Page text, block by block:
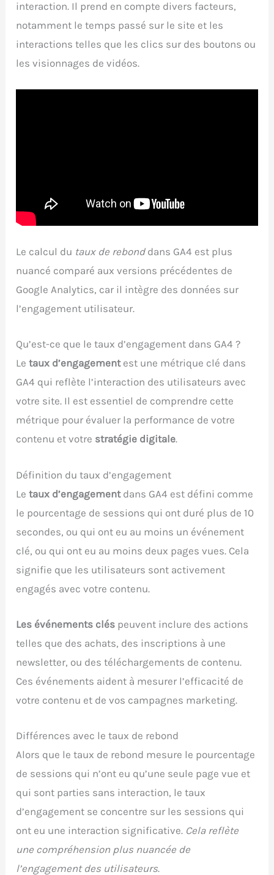
interaction. Il prend en compte divers facteurs,
notamment le temps passé sur le site et les
interactions telles que les clics sur des boutons ou
les visionnages de vidéos.
Le calcul du taux de rebonddans GA4 est plus
nuancé comparé aux versions précédentes de
Google Analytics, car il intègre des données sur
l’engagement utilisateur.
Qu’est-ce que le taux d’engagement dans GA4 ?
Letaux d’engagementest une métrique clé dans
GA4 qui reflète l’interaction des utilisateurs avec
votre site. Il est essentiel de comprendre cette
métrique pour évaluer la performance de votre
contenu et votre stratégie digitale.
Définition du taux d’engagement
Letaux d’engagementdans GA4 est défini comme
le pourcentage de sessions qui ont duré plus de 10
secondes, ou qui ont eu au moins un événement
clé, ou qui ont eu au moins deux pages vues. Cela
signifie que les utilisateurs sont activement
engagés avec votre contenu.
Les événements clés peuvent inclure des actions
telles que des achats, des inscriptions à une
newsletter, ou des téléchargements de contenu.
Ces événements aident à mesurer l’efficacité de
votre contenu et de vos campagnes marketing.
Différences avec le taux de rebond
Alors que le taux de rebond mesure le pourcentage
de sessions qui n’ont eu qu’une seule page vue et
qui sont parties sans interaction, le taux
d’engagement se concentre sur les sessions qui
ont eu une interaction significative. Cela reflète
une compréhension plus nuancée de
l’engagement des utilisateurs.